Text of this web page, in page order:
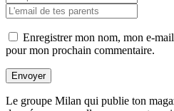
Enregistrer mon nom, mon e-
pour mon prochain commentaire.
Envoyer
Le groupe Milan qui publie ton